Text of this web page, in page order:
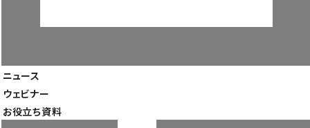
ニュース
ウェビナー
お役立ち資料
導入事例
企業情報